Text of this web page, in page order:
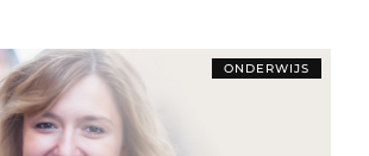
ONDERWIJS